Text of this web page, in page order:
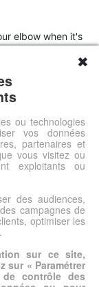
elbow when it's
S
L
XXL
légales
✖
ou technologies
vos données
partenaires et
vous visitez ou
exploitants ou
des audiences,
campagnes de
optimiser les
sur ce site,
sur « Paramétrer
contrôle des